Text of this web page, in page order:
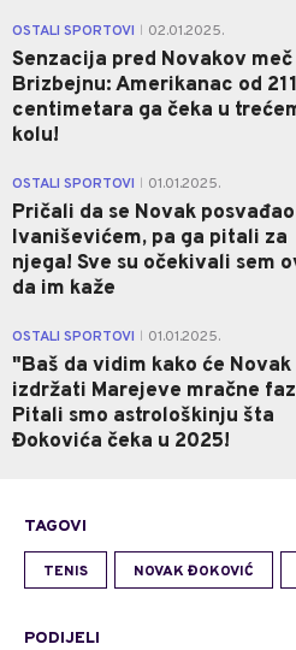
OSTALI SPORTOVI 02.01.2025.
Senzacija pred Novakov meč
Brizbejnu: Amerikanac od 211
centimetara ga čeka u
kolu!
OSTALI SPORTOVI 01.01.2025.
Pričali da se Novak
Ivaniševićem, pa ga pitali za
njega! Sve su očekivali sem
da im kaže
OSTALI SPORTOVI 01.01.2025.
"Baš da vidim kako će Novak
izdržati Marejeve mračne
Pitali smo astrološkinju šta
Đokovića čeka u 2025!
TAGOVI
TENIS NOVAK ĐOKOVIĆ
PODIJELI